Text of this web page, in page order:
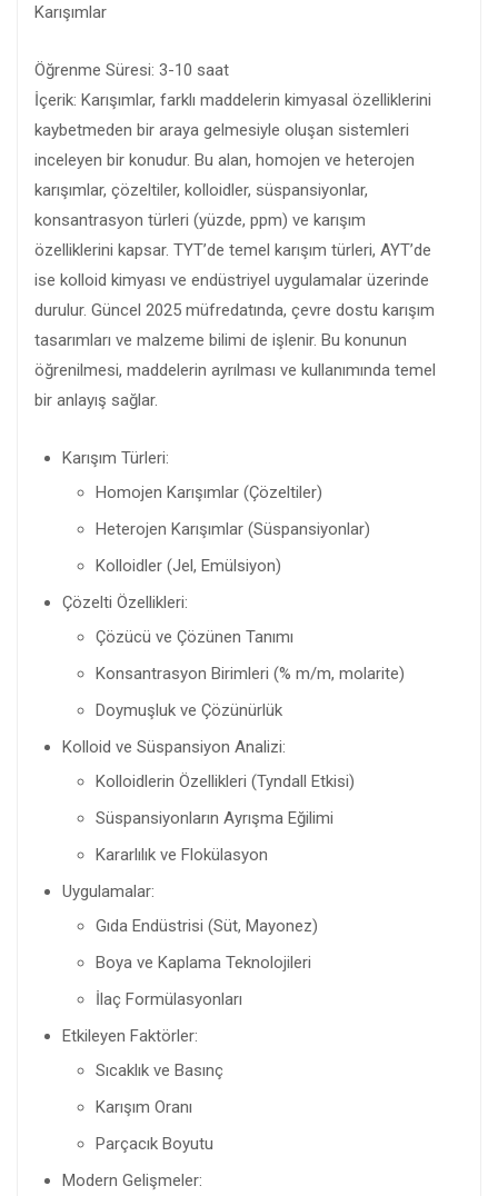
Karışımlar
Öğrenme Süresi: 3-10 saat
İçerik: Karışımlar, farklı maddelerin kimyasal özelliklerini
kaybetmeden bir araya gelmesiyle oluşan sistemleri
inceleyen bir konudur. Bu alan, homojen ve heterojen
karışımlar, çözeltiler, kolloidler, süspansiyonlar,
konsantrasyon türleri (yüzde, ppm) ve karışım
özelliklerini kapsar. TYT’de temel karışım türleri, AYT’de
ise kolloid kimyası ve endüstriyel uygulamalar üzerinde
durulur. Güncel 2025 müfredatında, çevre dostu karışım
tasarımları ve malzeme bilimi de işlenir. Bu konunun
öğrenilmesi, maddelerin ayrılması ve kullanımında temel
bir anlayış sağlar.
Karışım Türleri:
Homojen Karışımlar (Çözeltiler)
Heterojen Karışımlar (Süspansiyonlar)
Kolloidler (Jel, Emülsiyon)
Çözelti Özellikleri:
Çözücü ve Çözünen Tanımı
Konsantrasyon Birimleri (% m/m, molarite)
Doymuşluk ve Çözünürlük
Kolloid ve Süspansiyon Analizi:
Kolloidlerin Özellikleri (Tyndall Etkisi)
Süspansiyonların Ayrışma Eğilimi
Kararlılık ve Flokülasyon
Uygulamalar:
Gıda Endüstrisi (Süt, Mayonez)
Boya ve Kaplama Teknolojileri
İlaç Formülasyonları
Etkileyen Faktörler:
Sıcaklık ve Basınç
Karışım Oranı
Parçacık Boyutu
Modern Gelişmeler: